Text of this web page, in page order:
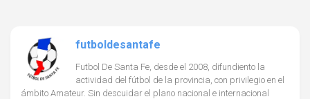
futboldesantafe
Futbol De Santa Fe, desde el 2008, difundiento la
actividad del fútbol de la provincia, con privilegio en el
ámbito Amateur. Sin descuidar el plano nacional e internacional